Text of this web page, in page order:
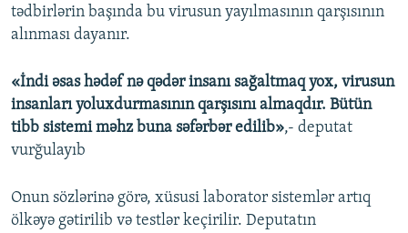
tədbirlərin başında bu virusun yayılmasının qarşısının
alınması dayanır.
«İndi əsas hədəf nə qədər insanı sağaltmaq yox, virusun
insanları yoluxdurmasının qarşısını almaqdır. Bütün
tibb sistemi məhz buna səfərbər edilib»,- deputat
vurğulayıb
Onun sözlərinə görə, xüsusi laborator sistemlər artıq
ölkəyə gətirilib və testlər keçirilir. Deputatın